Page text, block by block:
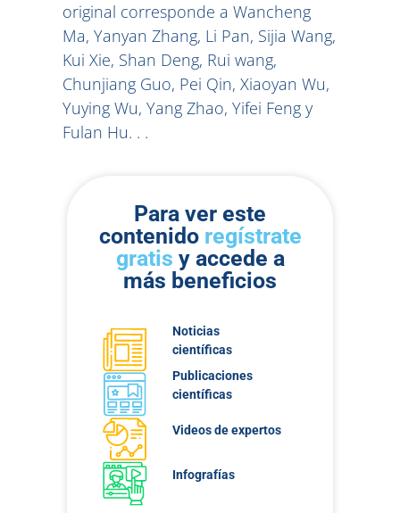
original corresponde a Wancheng
Ma, Yanyan Zhang, Li Pan, Sijia Wang,
Kui Xie, Shan Deng, Rui wang,
Chunjiang Guo, Pei Qin, Xiaoyan Wu,
Yuying Wu, Yang Zhao, Yifei Feng y
Fulan Hu. . .
Para ver este
contenido regístrate
gratis y accede a
más beneficios
Noticias
científicas
Publicaciones
científicas
Videos de expertos
Infografías